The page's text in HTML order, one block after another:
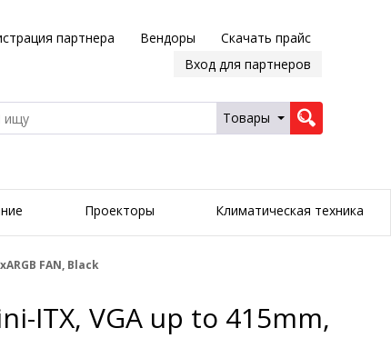
партнера Вендоры
Скачать прайс
Вход для партнеров
Товары
Проекторы Климатическая техника
FAN, Black
ITX, VGA up to 415mm,